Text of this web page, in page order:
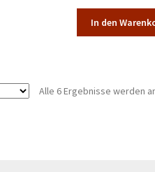
In den
Alle 6 Ergebnisse werden